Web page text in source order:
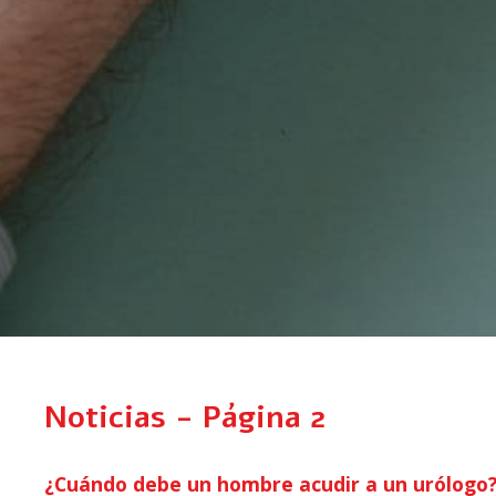
Noticias - Página 2
¿Cuándo debe un hombre acudir a un